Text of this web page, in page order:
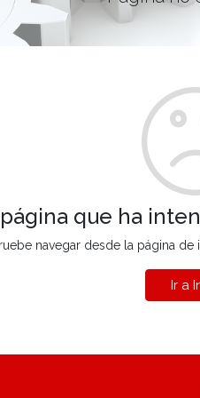
que ha
navegar desde la página
Ir a